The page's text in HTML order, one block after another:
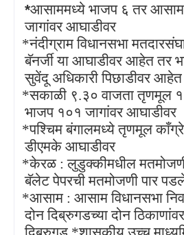
*आसाममध्ये भाजप ६ तर आसाम
जागांवर आघाडीवर
*नंदीग्राम विधानसभा
बॅनर्जी या आघाडीवर आहेत तर
सुवेंदू अधिकारी पिछाडीवर आहेत
*सकाळी ९.३० वाजता तृणमूल
भाजप १०१ जागांवर आघाडीवर
*पश्चिम बंगालमध्ये तृणमूल
डीएमके आघाडीवर
*केरळ : लुडुक्कीमधील
बॅलेट पेपरची मतमोजणी पार
*आसाम : आसाम विधानसभा
दोन दिब्रुगडच्या दोन